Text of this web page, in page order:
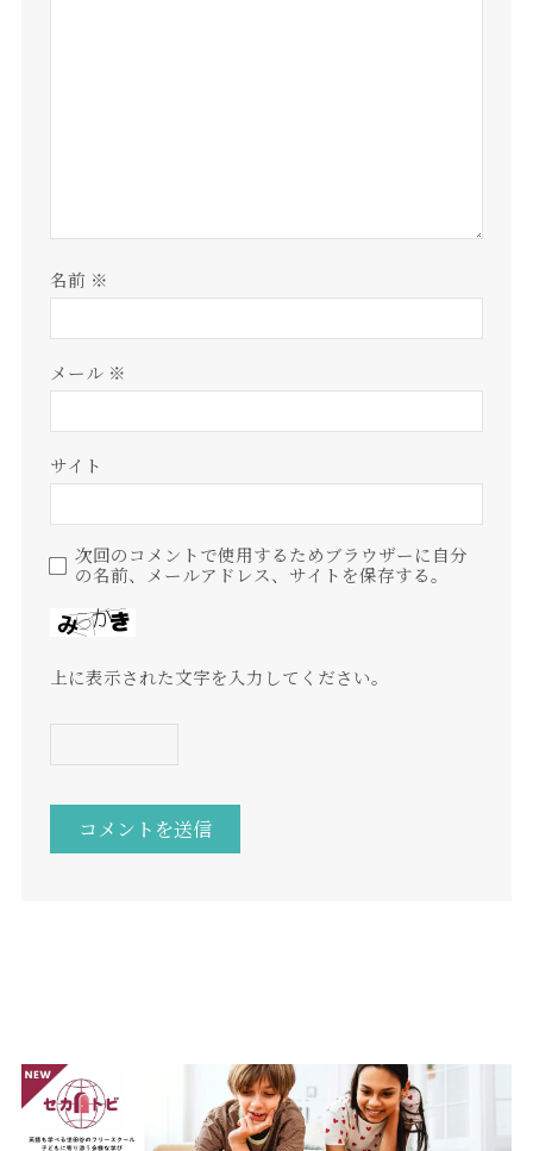
名前 ※
メール ※
サイト
次回のコメントで使用するためブラウザーに自分
の名前、メールアドレス、サイトを保存する。
上に表示された文字を入力してください。